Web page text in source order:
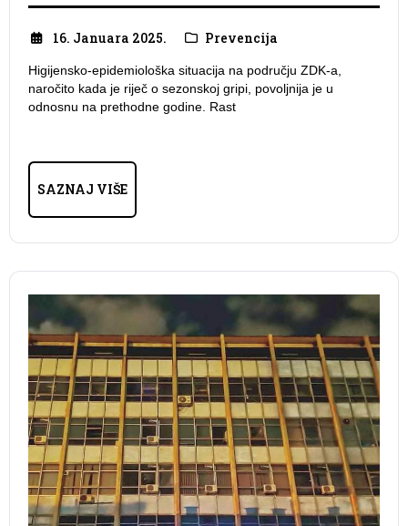
16. Januara 2025. Prevencija
Higijensko-epidemiološka situacija na području ZDK-a,
naročito kada je riječ o sezonskoj gripi, povoljnija je u
odnosnu na prethodne godine. Rast
SAZNAJ VIŠE